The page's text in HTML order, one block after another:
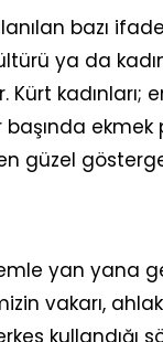
bazı
ya da
kadınları;
güzel
yan yana
vakarı,
kullandığı